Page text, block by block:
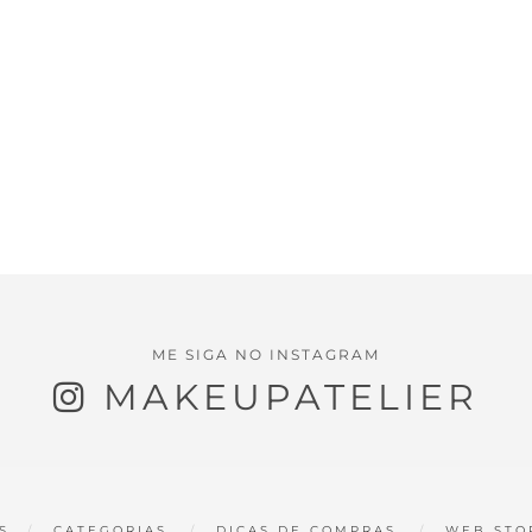
ME SIGA NO INSTAGRAM
MAKEUPATELIER